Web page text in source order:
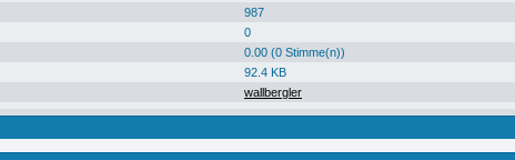
987
0
0.00 (0 Stimme(n))
92.4 KB
wallbergler